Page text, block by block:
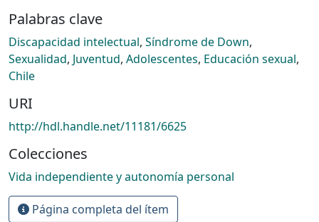
Palabras clave
Discapacidad intelectual, Síndrome de Down,
Sexualidad, Juventud, Adolescentes, Educación sexual,
Chile
URI
http://hdl.handle.net/11181/6625
Colecciones
Vida independiente y autonomía personal
Página completa del ítem